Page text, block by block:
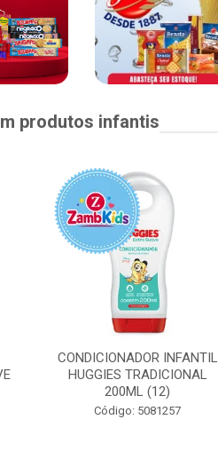
produtos infantis
CONDICIONADOR INFANTIL
HUGGIES TRADICIONAL
200ML (12)
Código: 5081257